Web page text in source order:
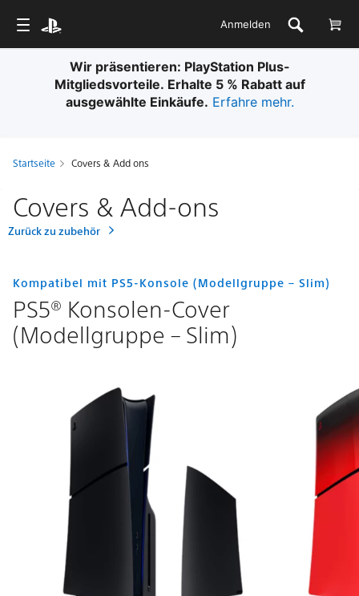
Anmelden
Wir präsentieren: PlayStation Plus-
Mitgliedsvorteile. Erhalte 5 % Rabatt auf
ausgewählte Einkäufe. Erfahre mehr.
Startseite Covers & Add ons
Covers & Add-ons
Zurück zu zubehör
Kompatibel mit PS5-Konsole (Modellgruppe – Slim)
PS5® Konsolen-Cover
(Modellgruppe – Slim)